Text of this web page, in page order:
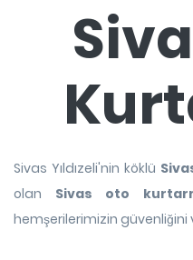
Sivas Yıldızeli'nin köklü
olan Sivas oto
hemşerilerimizin